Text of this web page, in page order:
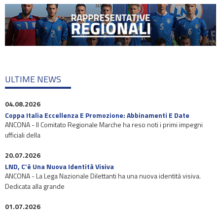
ULTIME NEWS
04.08.2026
Coppa Italia Eccellenza E Promozione: Abbinamenti E Date
ANCONA - Il Comitato Regionale Marche ha reso noti i primi impegni
ufficiali della
20.07.2026
LND, C’è Una Nuova Identità Visiva
ANCONA - La Lega Nazionale Dilettanti ha una nuova identità visiva.
Dedicata alla grande
01.07.2026